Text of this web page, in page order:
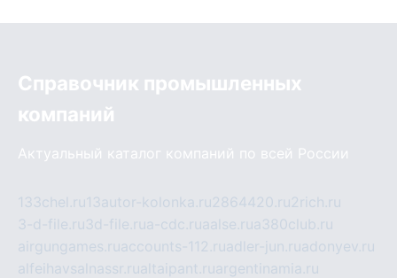
Справочник промышленных
компаний
Актуальный каталог компаний по всей России
133chel.ru13autor-kolonka.ru2864420.ru2rich.ru
3-d-file.ru3d-file.rua-cdc.ruaalse.rua380club.ru
airgungames.ruaccounts-112.ruadler-jun.ruadonyev.ru
alfeihavsalnassr.rualtaipant.ruargentinamia.ru